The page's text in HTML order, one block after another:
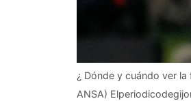
¿ Dónde y cuándo ver la
ANSA)